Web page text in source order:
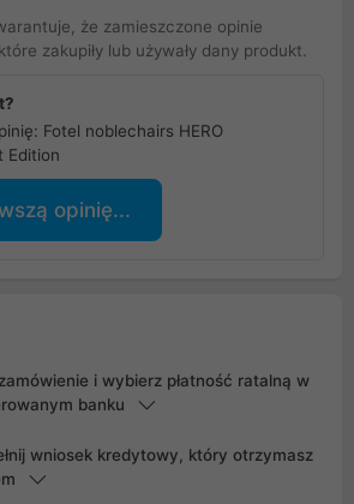
że zamieszczone opinie
zakupiły lub używały dany produkt.
Fotel noblechairs HERO
Edition
opinię...
zamówienie i wybierz płatność ratalną w
banku
wniosek kredytowy, który otrzymasz